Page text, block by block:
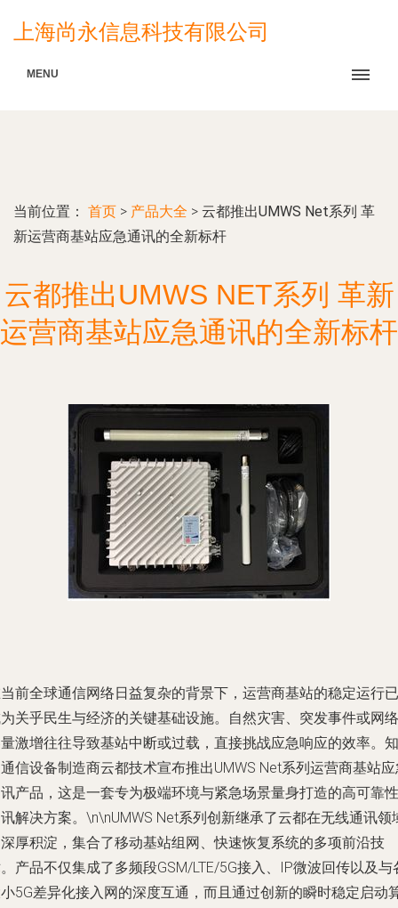
上海尚永信息科技有限公司
MENU
当前位置： 首页 > 产品大全 > 云都推出UMWS Net系列 革
新运营商基站应急通讯的全新标杆
云都推出UMWS NET系列 革新
运营商基站应急通讯的全新标杆
前全球通信网络日益复杂的背景下，运营商基站的稳定运行已
关乎民生与经济的关键基础设施。自然灾害、突发事件或网络
激增往往导致基站中断或过载，直接挑战应急响应的效率。知
信设备制造商云都技术宣布推出UMWS Net系列运营商基站
产品，这是一套专为极端环境与紧急场景量身打造的高可靠性
解决方案。\n\nUMWS Net系列创新继承了云都在无线通讯领
厚积淀，集合了移动基站组网、快速恢复系统的多项前沿技
产品不仅集成了多频段GSM/LTE/5G接入、IP微波回传以及与
5G差异化接入网的深度互通，而且通过创新的瞬时稳定启动